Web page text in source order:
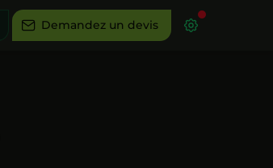
Demandez un devis